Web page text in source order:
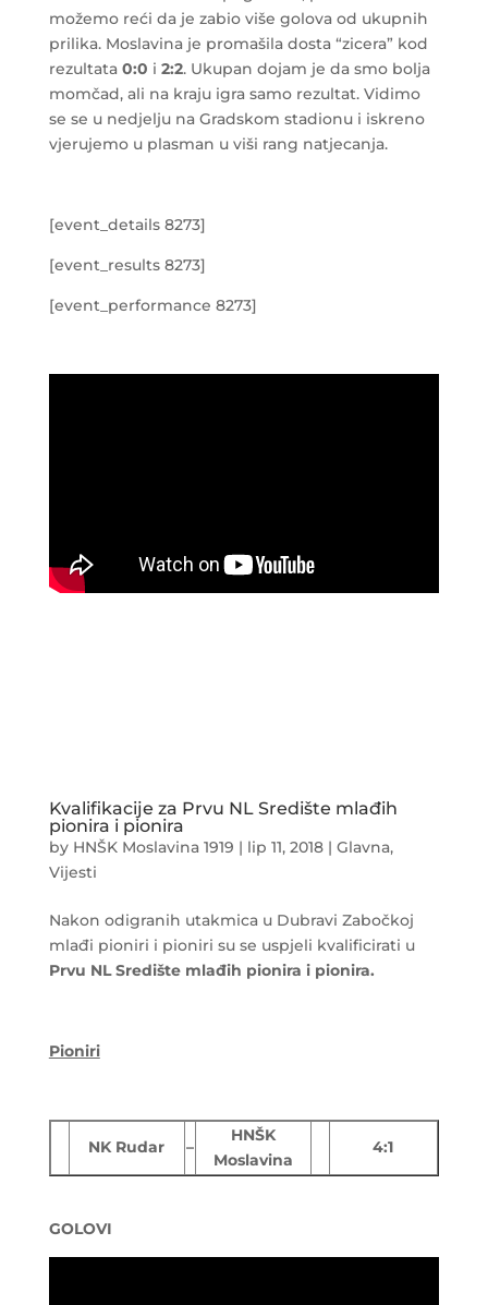
možemo reći da je zabio više golova od ukupnih
prilika. Moslavina je promašila dosta “zicera” kod
rezultata 0:0 i 2:2. Ukupan dojam je da smo bolja
momčad, ali na kraju igra samo rezultat. Vidimo
se se u nedjelju na Gradskom stadionu i iskreno
vjerujemo u plasman u viši rang natjecanja.
[event_details 8273]
[event_results 8273]
[event_performance 8273]
Kvalifikacije za Prvu NL Središte mlađih
pionira i pionira
by HNŠK Moslavina 1919 | lip 11, 2018| Glavna,
Vijesti
Nakon odigranih utakmica u Dubravi Zabočkoj
mlađi pioniri i pioniri su se uspjeli kvalificirati u
Prvu NL Središte mlađih pionira i pionira.
Pioniri
NK Rudar –
HNŠK
Moslavina
4:1
GOLOVI